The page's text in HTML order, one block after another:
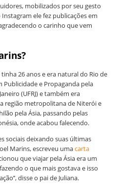
mobilizados por seu gesto
ele fez publicações em
o carinho que vem
26 anos e era natural do Rio de
Publicidade e Propaganda pela
(UFRJ) e também era
região metropolitana de Niterói e
pela Ásia, passando pelas
onde acabou falecendo.
sociais deixando suas últimas
Marins, escreveu umacarta
que viajar pela Ásia era um
o que mais gostava e isso
disse o pai de Juliana.